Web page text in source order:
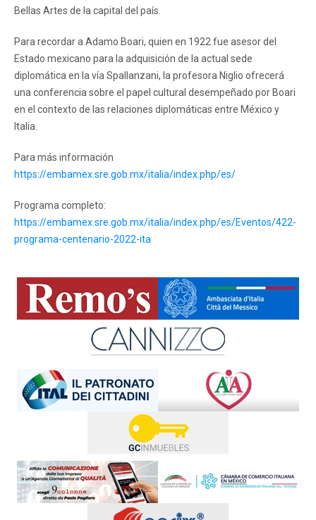
Bellas Artes de la capital del país.
Para recordar a Adamo Boari, quien en 1922 fue asesor del
Estado mexicano para la adquisición de la actual sede
diplomática en la vía Spallanzani, la profesora Niglio ofrecerá
una conferencia sobre el papel cultural desempeñado por Boari
en el contexto de las relaciones diplomáticas entre México y
Italia.
Para más información
https://embamex.sre.gob.mx/italia/index.php/es/
Programa completo:
https://embamex.sre.gob.mx/italia/index.php/es/Eventos/422-
programa-centenario-2022-ita